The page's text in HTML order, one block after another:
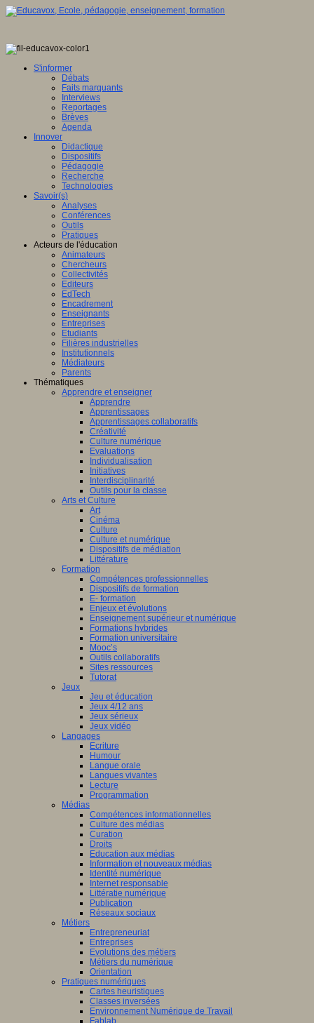
S'informer
Débats
Faits marquants
Interviews
Reportages
Brèves
Agenda
Innover
Didactique
Dispositifs
Pédagogie
Recherche
Technologies
Savoir(s)
Analyses
Conférences
Outils
Pratiques
Acteurs de l'éducation
Animateurs
Chercheurs
Collectivités
Editeurs
EdTech
Encadrement
Enseignants
Entreprises
Etudiants
Filières industrielles
Institutionnels
Médiateurs
Parents
Thématiques
Apprendre et enseigner
Apprendre
Apprentissages
Apprentissages collaboratifs
Créativité
Culture numérique
Evaluations
Individualisation
Initiatives
Interdisciplinarité
Outils pour la classe
Arts et Culture
Art
Cinéma
Culture
Culture et numérique
Dispositifs de médiation
Littérature
Formation
Compétences professionnelles
Dispositifs de formation
E- formation
Enjeux et évolutions
Enseignement supérieur et numérique
Formations hybrides
Formation universitaire
Mooc’s
Outils collaboratifs
Sites ressources
Tutorat
Jeux
Jeu et éducation
Jeux 4/12 ans
Jeux sérieux
Jeux vidéo
Langages
Ecriture
Humour
Langue orale
Langues vivantes
Lecture
Programmation
Médias
Compétences informationnelles
Culture des médias
Curation
Droits
Education aux médias
Information et nouveaux médias
Identité numérique
Internet responsable
Littératie numérique
Publication
Réseaux sociaux
Métiers
Entrepreneuriat
Entreprises
Evolutions des métiers
Métiers du numérique
Orientation
Pratiques numériques
Cartes heuristiques
Classes inversées
Environnement Numérique de Travail
Fablab